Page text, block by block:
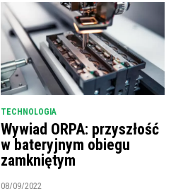
TECHNOLOGIA
Wywiad ORPA: przyszłość
w bateryjnym obiegu
zamkniętym
08/09/2022